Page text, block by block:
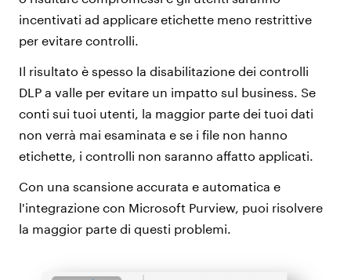
incentivati ad applicare etichette meno restrittive
per evitare controlli.
Il risultato è spesso la disabilitazione dei controlli
DLP a valle per evitare un impatto sul business. Se
conti sui tuoi utenti, la maggior parte dei tuoi dati
non verrà mai esaminata e se i file non hanno
etichette, i controlli non saranno affatto applicati.
Con una scansione accurata e automatica e
l'integrazione con Microsoft Purview, puoi risolvere
la maggior parte di questi problemi.